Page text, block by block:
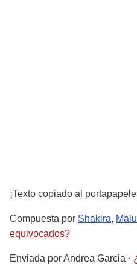
¡Texto copiado al
Compuesta por Shakira,
equivocados?
Enviada porAndrea Garcia ·